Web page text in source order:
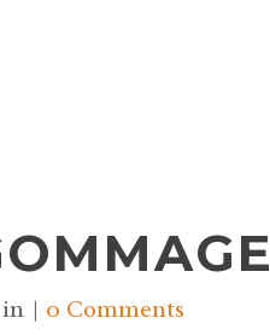
in 0 Comments